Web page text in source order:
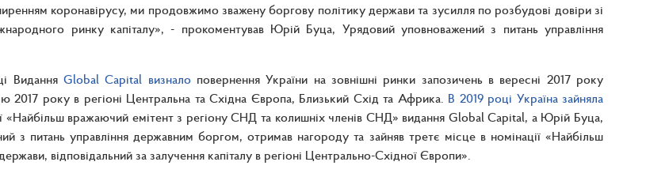
коронавірусу, ми продовжимо зважену боргову політику держави та зусилля по розбудові довіри зі
ринку капіталу», - прокоментував Юрій Буца, Урядовий уповноважений з питань управління
ВиданняGlobal Capital визналоповернення України на зовнішні ринки запозичень в вересні 2017 року
2017 року в регіоні Центральна та Східна Європа, Близький Схід та Африка. В 2019 році Україна зайняла
«Найбільш вражаючий емітент з регіону СНД та колишніх членів СНД» видання Global Capital, а Юрій Буца,
з питань управління державним боргом, отримав нагороду та зайняв третє місце в номінації «Найбільш
відповідальний за залучення капіталу в регіоні Центрально-Східної Європи».